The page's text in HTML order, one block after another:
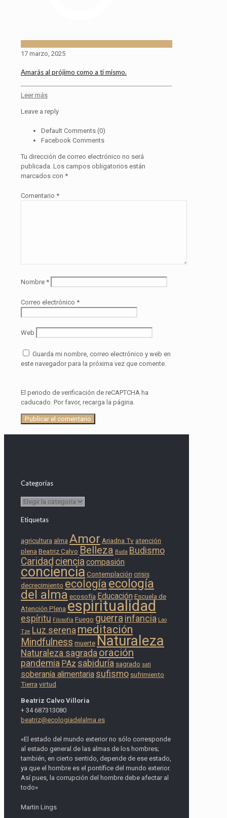
17 marzo, 2025
Amarás al prójimo como a ti mismo.
Leer más
Leave a reply
Default Comments (0)
Facebook Comments
Tu dirección de correo electrónico no será
publicada. Los campos obligatorios están
marcados con *
Comentario *
Nombre *
Correo electrónico *
Web
Guarda mi nombre, correo electrónico y web en
este navegador para la próxima vez que comente.
El periodo de verificación de reCAPTCHA ha
caducado. Por favor, recarga la página.
Categorías
Categorías
Etiquetas
agricultura alma Amor Ariadna Tv atención
plena Beatriz Calvo Belleza Buda Budismo
Caridad ciencia compasión
conciencia Contemplación crisis
decrecimiento ecología ecología
del alma ecosofía Educación Escuela de
Atención Plena espiritualidad
espíritu Filosofía Fuego guerra infancia Lao
Tze Luz serena meditación
Mindfulness muerte Naturaleza
Naturaleza sagrada oración
pandemia PAz sabiduría sagrado sati
soberanía alimentaria sufismo sufrimiento
Tierra virtud
Beatriz Calvo Villoria
+ 34 687313080
beatriz@ecologiadelalma.es
«El estado del mundo exterior no sólo corresponde
al estado general de las almas de los hombres;
también, en cierto sentido, depende de ese estado,
ya que el hombre es el pontífice del mundo exterior.
Así pues, la corrupción del hombre debe afectar al
todo»
Martin Lings